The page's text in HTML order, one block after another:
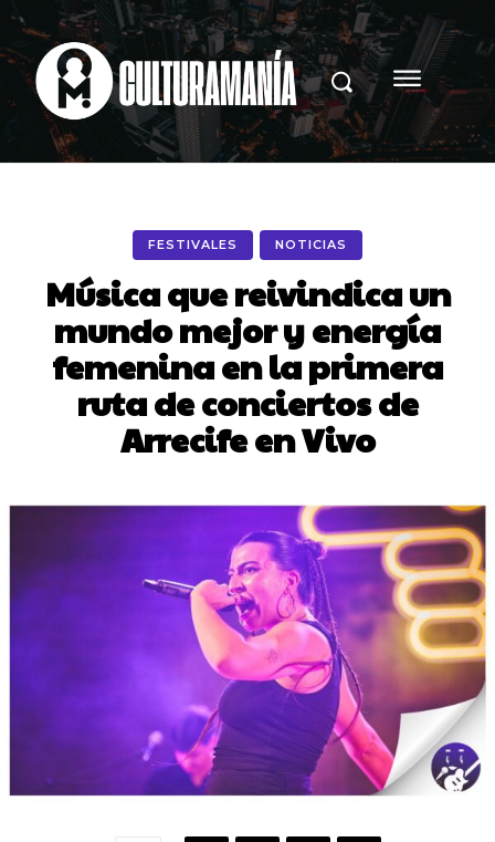
FESTIVALES NOTICIAS
Música que reivindica un
mundo mejor y energía
femenina en la primera
ruta de conciertos de
Arrecife en Vivo